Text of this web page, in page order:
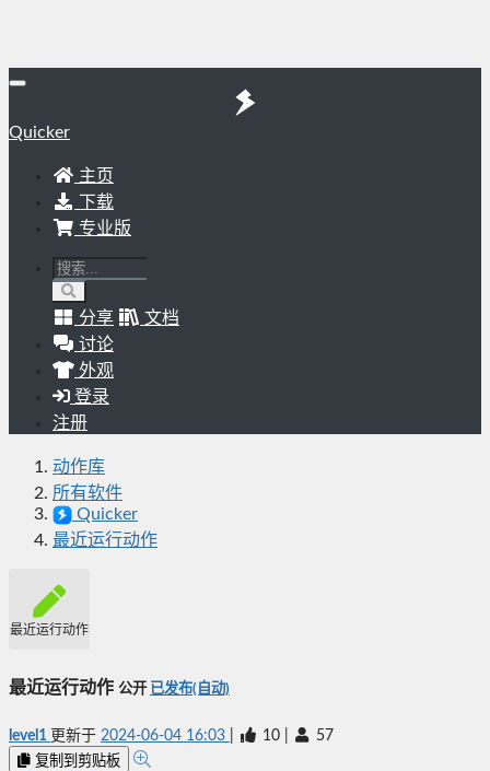
Quicker
主页
下载
专业版
分享
文档
讨论
外观
登录
注册
动作库
所有软件
Quicker
最近运行动作
最近运行动作
最近运行动作 公开 已发布(自动)
level1 更新于 2024-06-04 16:03 10 57
复制到剪贴板